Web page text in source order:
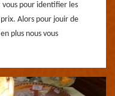
pour identifier les
Alors pour jouir de
plus nous vous